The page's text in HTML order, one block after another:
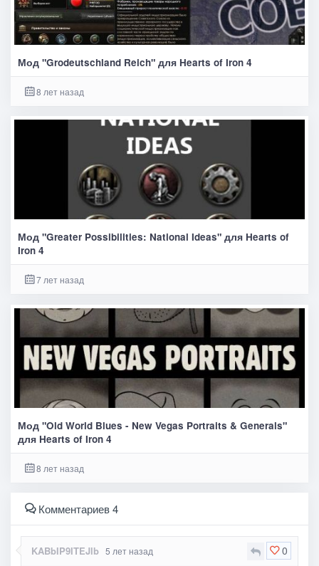
Мод "Grodeutschland Reich" для Hearts of Iron 4
8 лет назад
Мод "Greater Possibilities: National Ideas" для Hearts of
Iron 4
7 лет назад
Мод "Old World Blues - New Vegas Portraits & Generals"
для Hearts of Iron 4
8 лет назад
Комментариев 4
0
KABbIP9ITEJlb 5 лет назад